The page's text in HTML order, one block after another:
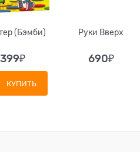
(Бэмби)
399₽
КУПИТЬ
Руки Вверх
690₽